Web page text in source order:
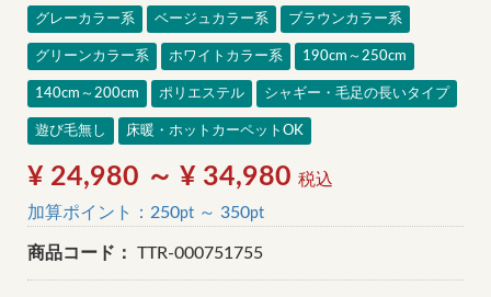
グレーカラー系 ベージュカラー系 ブラウンカラー系
グリーンカラー系 ホワイトカラー系 190cm～250cm
140cm～200cm ポリエステル シャギー・毛足の長いタイプ
遊び毛無し 床暖・ホットカーペットOK
¥ 24,980 ～ ¥ 34,980 税込
加算ポイント： 250pt ～ 350pt
商品コード： TTR-000751755